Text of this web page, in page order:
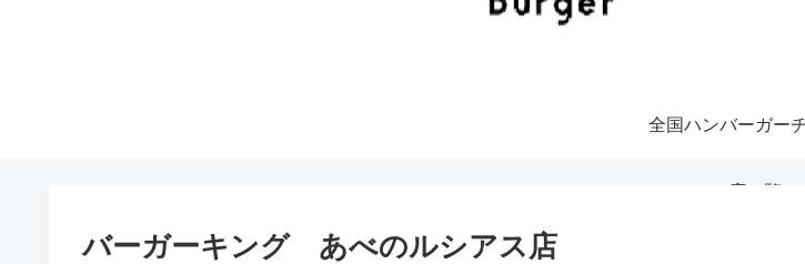
全国ハンバーガー
ン店一覧
バーガーキング あべのルシアス店